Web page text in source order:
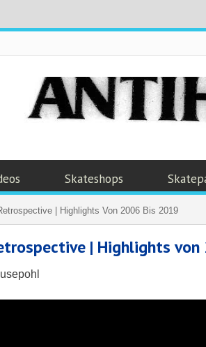
Skateshops
| Highlights Von 2006 Bis 2019
| Highlights